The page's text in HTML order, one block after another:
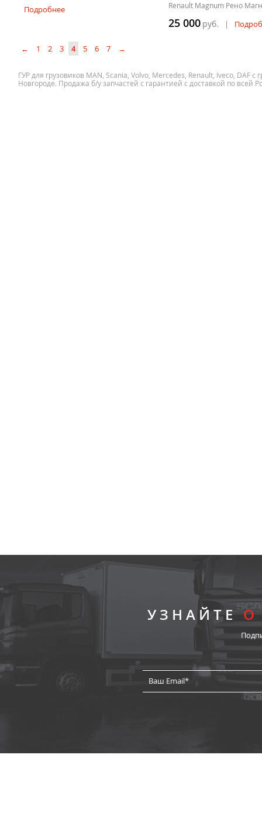
Подробнее Renault Magnum Рено
25 000 руб. |
← 1 2 3 4 5 6 7 →
ГУР для грузовиков MAN, Scania, Volvo, Mercedes, Renault, Iveco, DAF
Новгороде. Продажа б/у запчастей с гарантией с доставкой по всей
УЗНАЙТЕО